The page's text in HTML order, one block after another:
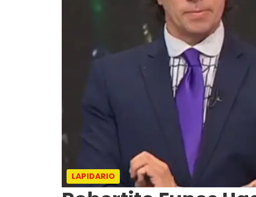
LAPIDARIO